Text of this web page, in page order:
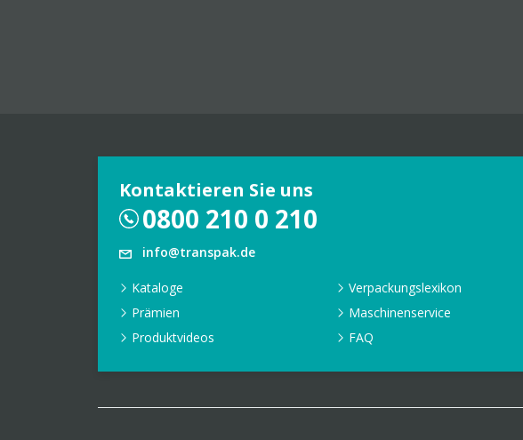
Kontaktieren Sie uns
0800 210 0 210
info@transpak.de
Kataloge
Verpackungslexikon
Prämien
Maschinenservice
Produktvideos
FAQ